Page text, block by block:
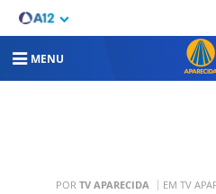
MENU
POR TV APARECIDA EM TV